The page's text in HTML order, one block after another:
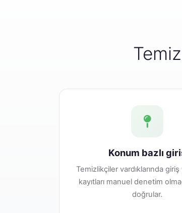
Konum bazlı
Temizlikçiler vardıklarında giriş
kayıtları manuel denetim
doğrular.